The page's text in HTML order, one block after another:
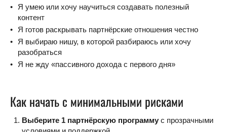
Я умею или хочу научиться создавать полезный
контент
Я готов раскрывать партнёрские отношения честно
Я выбираю нишу, в которой разбираюсь или хочу
разобраться
Я не жду «пассивного дохода с первого дня»
Как начать с минимальными рисками
Выберите 1 партнёрскую программус прозрачными